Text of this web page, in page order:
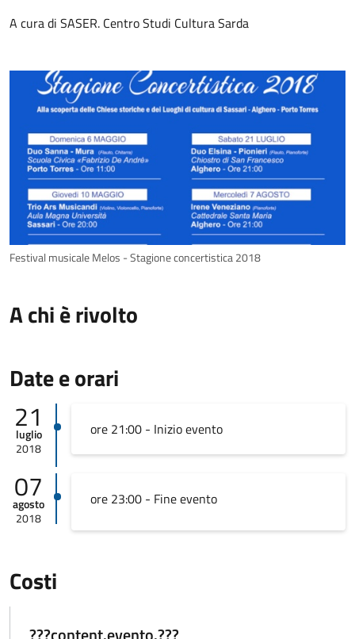
A cura di SASER. Centro Studi Cultura Sarda
Festival musicale Melos - Stagione concertistica 2018
A chi è rivolto
Date e orari
21
luglio
2018
ore 21:00 - Inizio evento
07
agosto
2018
ore 23:00 - Fine evento
Costi